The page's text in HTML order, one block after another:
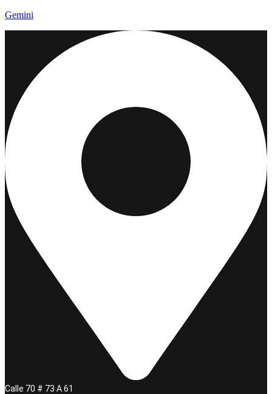
Gemini
Calle 70 # 73 A 61